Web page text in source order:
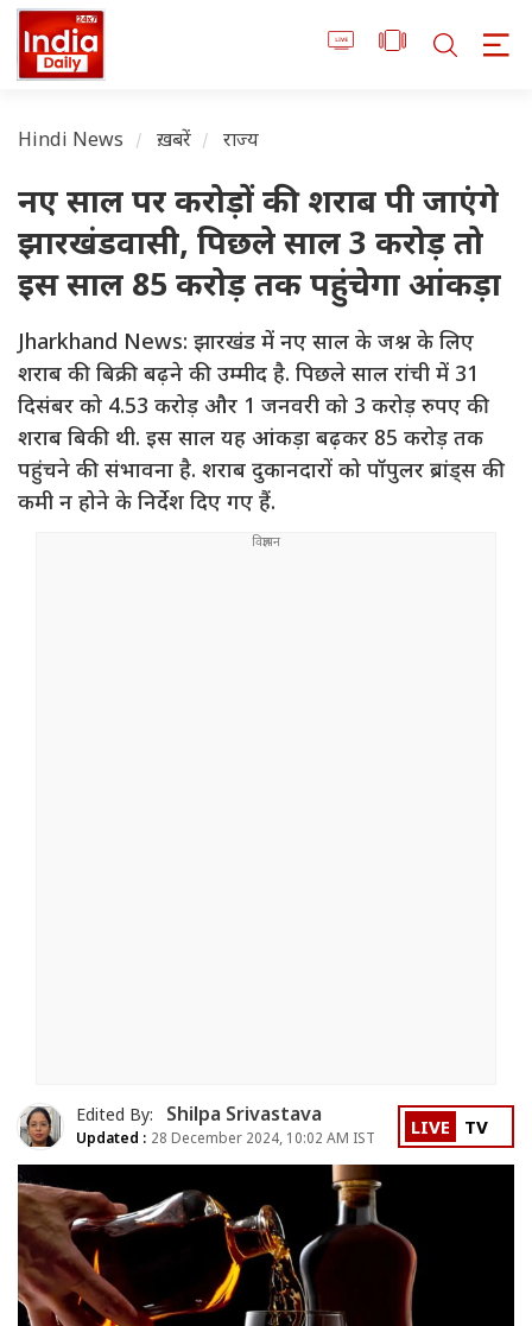
Hindi News ख़बरें राज्य
नए साल पर करोड़ों की शराब पी जाएंगे
झारखंडवासी, पिछले साल 3 करोड़ तो
इस साल 85 करोड़ तक पहुंचेगा आंकड़ा
Jharkhand News: झारखंड में नए साल के जश्न के लिए
शराब की बिक्री बढ़ने की उम्मीद है. पिछले साल रांची में 31
दिसंबर को 4.53 करोड़ और 1 जनवरी को 3 करोड़ रुपए की
शराब बिकी थी. इस साल यह आंकड़ा बढ़कर 85 करोड़ तक
पहुंचने की संभावना है. शराब दुकानदारों को पॉपुलर ब्रांड्स की
कमी न होने के निर्देश दिए गए हैं.
Edited By: Shilpa Srivastava
Updated : 28 December 2024, 10:02 AM IST LIVE TV